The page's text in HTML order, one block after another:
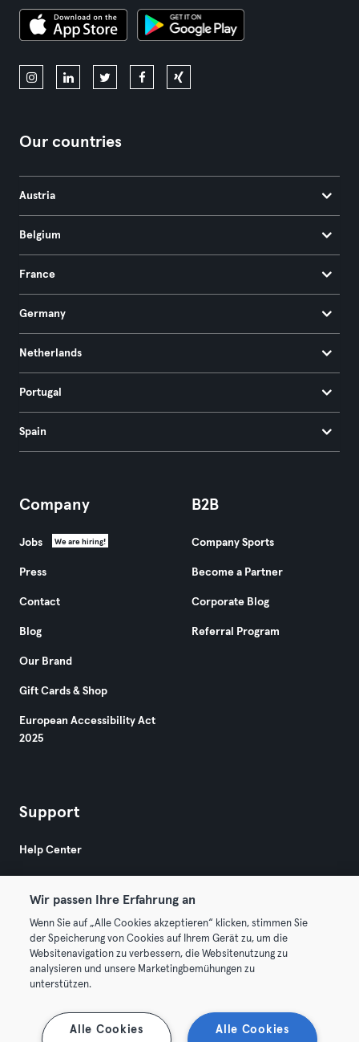
Our countries
Austria
Belgium
France
Germany
Netherlands
Portugal
Spain
Company
Jobs We are hiring!
Press
Contact
Blog
Our Brand
Gift Cards & Shop
European Accessibility Act
2025
B2B
Company Sports
Become a Partner
Corporate Blog
Referral Program
Support
Help Center
© 2026 Urban Sports Group GmbH. All rights reserved.
Terms & Conditions
Terminate contracts here Withdraw contracts here
Wir passen Ihre Erfahrung an
Wenn Sie auf „Alle Cookies akzeptieren“ klicken, stimmen Sie
der Speicherung von Cookies auf Ihrem Gerät zu, um die
Websitenavigation zu verbessern, die Websitenutzung zu
analysieren und unsere Marketingbemühungen zu
unterstützen.
Alle Cookies
Alle Cookies